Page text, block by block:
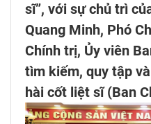
sĩ”, với sự chủ trì
Quang Minh, Phó
Chính trị, Ủy viên
tìm kiếm, quy tập
hài cốt liệt sĩ (Ban